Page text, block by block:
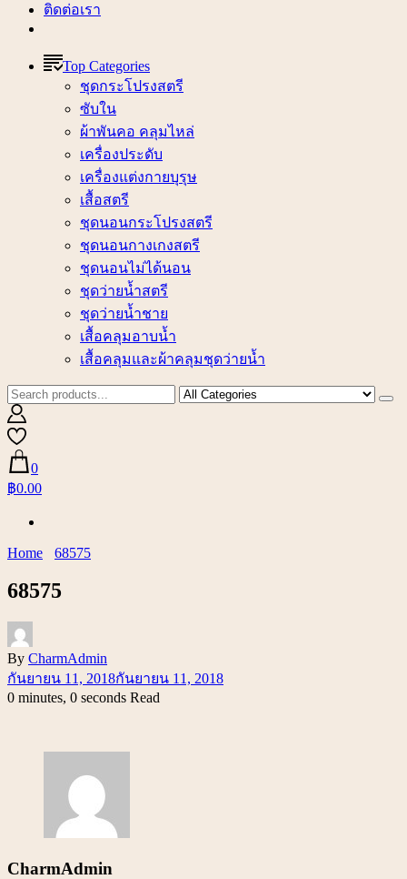
ติดต่อเรา
Top Categories
ชุดกระโปรงสตรี
ซับใน
ผ้าพันคอ คลุมไหล่
เครื่องประดับ
เครื่องแต่งกายบุรุษ
เสื้อสตรี
ชุดนอนกระโปรงสตรี
ชุดนอนกางเกงสตรี
ชุดนอนไม่ได้นอน
ชุดว่ายน้ำสตรี
ชุดว่ายน้ำชาย
เสื้อคลุมอาบน้ำ
เสื้อคลุมและผ้าคลุมชุดว่ายน้ำ
0
฿0.00
Home 68575
68575
By CharmAdmin
กันยายน 11, 2018กันยายน 11, 2018
0 minutes, 0 seconds Read
CharmAdmin